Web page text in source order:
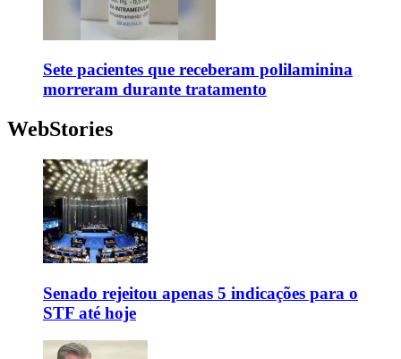
Sete pacientes que receberam polilaminina
morreram durante tratamento
WebStories
Senado rejeitou apenas 5 indicações para o
STF até hoje